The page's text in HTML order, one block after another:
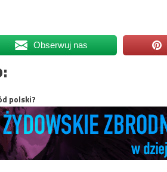
Obserwuj nas
polski?